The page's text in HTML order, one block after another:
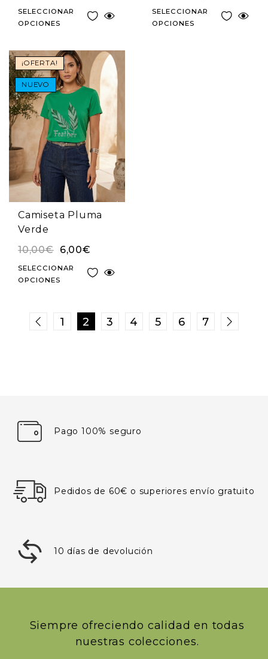
SELECCIONAR
OPCIONES
SELECCIONAR
OPCIONES
¡OFERTA!
NUEVO
Camiseta Pluma
Verde
10,00€ 6,00€
SELECCIONAR
OPCIONES
1 2 3 4 5 6 7
Pago 100% seguro
Pedidos de 60€ o superiores envío gratuito
10 días de devolución
Siempre ofreciendo calidad en todas
nuestras colecciones.